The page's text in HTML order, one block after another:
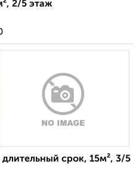
2/5 этаж
срок, 15м², 3/5